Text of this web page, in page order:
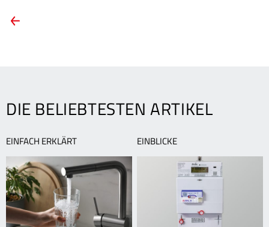
ARTIKEL-
ein
ganzes
Arbeit
DIE BELIEBTESTEN ARTIKEL
EINFACH ERKLÄRT EINBLICKE